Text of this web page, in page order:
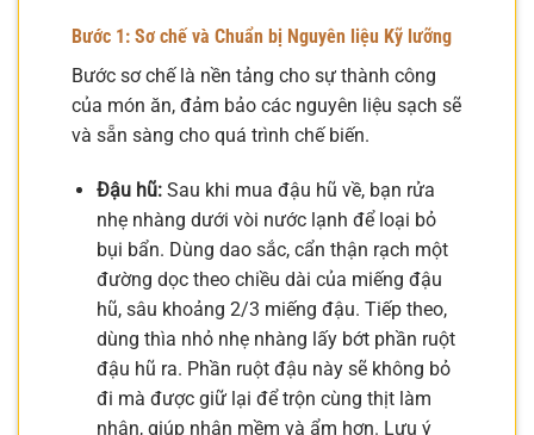
Bước 1: Sơ chế và Chuẩn bị Nguyên liệu Kỹ lưỡng
Bước sơ chế là nền tảng cho sự thành công
của món ăn, đảm bảo các nguyên liệu sạch sẽ
và sẵn sàng cho quá trình chế biến.
Đậu hũ:Sau khi mua đậu hũ về, bạn rửa
nhẹ nhàng dưới vòi nước lạnh để loại bỏ
bụi bẩn. Dùng dao sắc, cẩn thận rạch một
đường dọc theo chiều dài của miếng đậu
hũ, sâu khoảng 2/3 miếng đậu. Tiếp theo,
dùng thìa nhỏ nhẹ nhàng lấy bớt phần ruột
đậu hũ ra. Phần ruột đậu này sẽ không bỏ
đi mà được giữ lại để trộn cùng thịt làm
nhân, giúp nhân mềm và ẩm hơn. Lưu ý